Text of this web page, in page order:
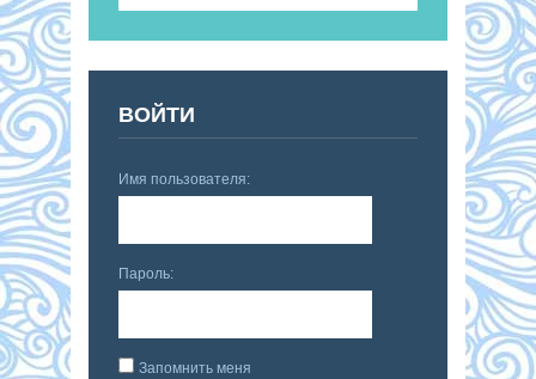
ВОЙТИ
Имя пользователя:
Пароль:
Запомнить меня